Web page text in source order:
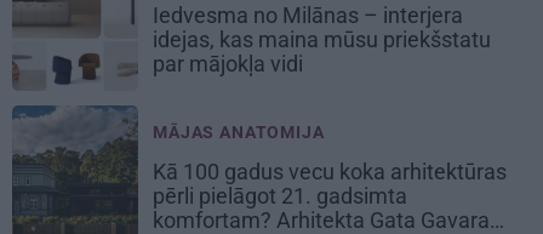
Iedvesma no Milānas – interjera
idejas, kas maina mūsu priekšstatu
par mājokļa vidi
MĀJAS ANATOMIJA
Kā 100 gadus vecu koka arhitektūras
pērli pielāgot 21. gadsimta
komfortam? Arhitekta Gata Gavara